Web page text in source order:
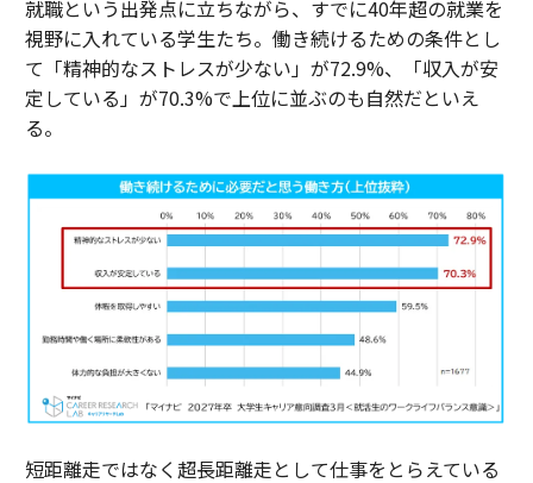
就職という出発点に立ちながら、すでに40年超の就業を
視野に入れている学生たち。働き続けるための条件とし
て「精神的なストレスが少ない」が72.9%、「収入が安
定している」が70.3%で上位に並ぶのも自然だといえ
る。
短距離走ではなく超長距離走として仕事をとらえている